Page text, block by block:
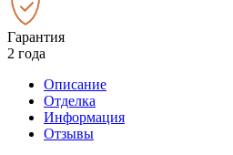
Гарантия
2 года
Описание
Отделка
Информация
Отзывы